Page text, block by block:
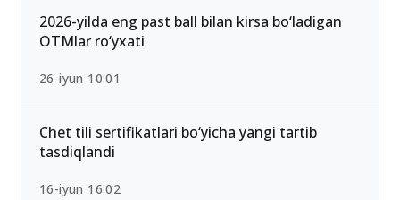
2026-yilda eng past ball bilan kirsa bo‘ladigan
OTMlar ro‘yxati
26-iyun 10:01
Chet tili sertifikatlari bo‘yicha yangi tartib
tasdiqlandi
16-iyun 16:02